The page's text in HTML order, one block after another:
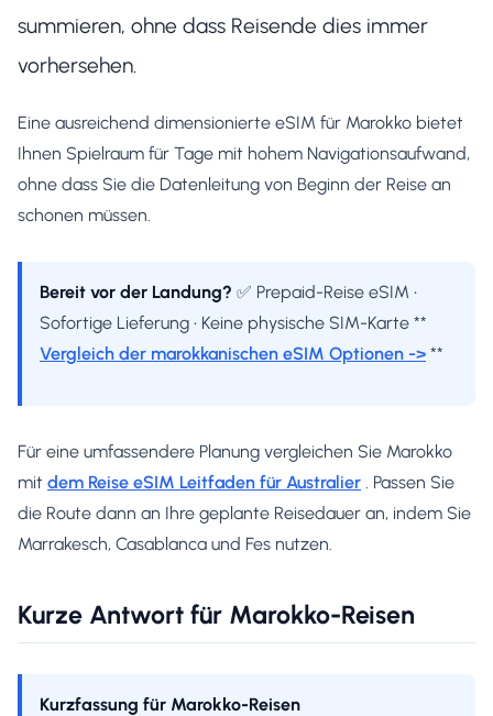
summieren, ohne dass Reisende dies immer
vorhersehen.
Eine ausreichend dimensionierte eSIM für Marokko bietet
Ihnen Spielraum für Tage mit hohem Navigationsaufwand,
ohne dass Sie die Datenleitung von Beginn der Reise an
schonen müssen.
Bereit vor der Landung? ✅ Prepaid-Reise eSIM •
Sofortige Lieferung • Keine physische SIM-Karte **
Vergleich der marokkanischen eSIM Optionen -> **
Für eine umfassendere Planung vergleichen Sie Marokko
mit dem Reise eSIM Leitfaden für Australier . Passen Sie
die Route dann an Ihre geplante Reisedauer an, indem Sie
Marrakesch, Casablanca und Fes nutzen.
Kurze Antwort für Marokko-Reisen
Kurzfassung für Marokko-Reisen